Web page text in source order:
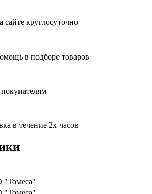
круглосуточно
в подборе товаров
в течение 2х часов